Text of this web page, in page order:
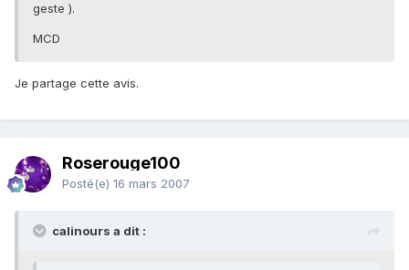
geste ).
MCD
Je partage cette avis.
Roserouge100
Posté(e) 16 mars 2007
calinours a dit :